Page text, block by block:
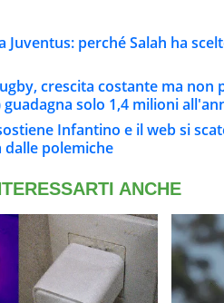
Juventus: perché Salah ha
crescita costante ma non
solo 1,4 milioni
Infantino e il web si
dalle polemiche